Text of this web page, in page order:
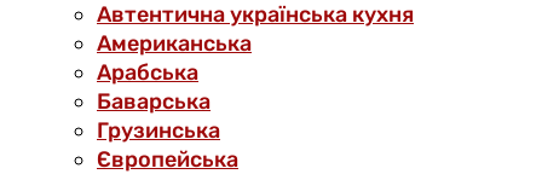
Автентична українська кухня
Американська
Арабська
Баварська
Грузинська
Європейська